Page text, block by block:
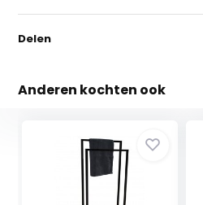
Delen
Anderen kochten ook